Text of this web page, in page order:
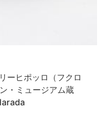
ーヒポッロ（フクロ
・ミュージアム蔵